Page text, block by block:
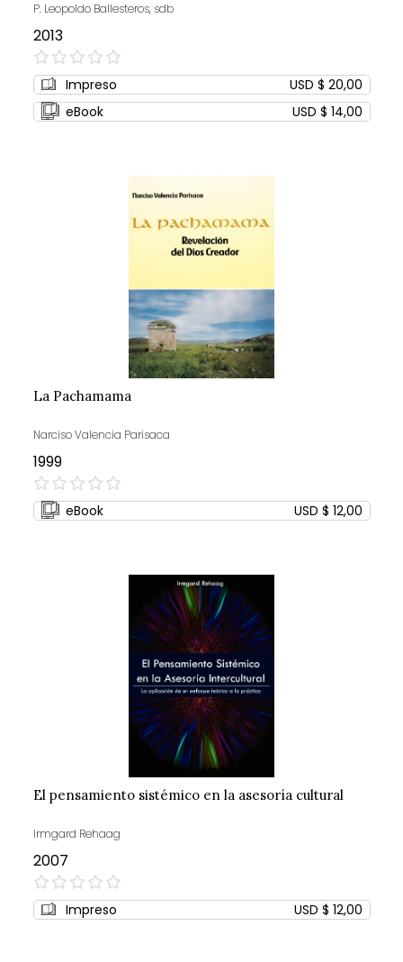
P. Leopoldo Ballesteros, sdb
2013
0%
Impreso
USD $ 20,00
eBook
USD $ 14,00
La Pachamama
Narciso Valencia Parisaca
1999
0%
eBook USD $ 12,00
El pensamiento sistémico en la asesoría cultural
Irmgard Rehaag
2007
0%
Impreso USD $ 12,00